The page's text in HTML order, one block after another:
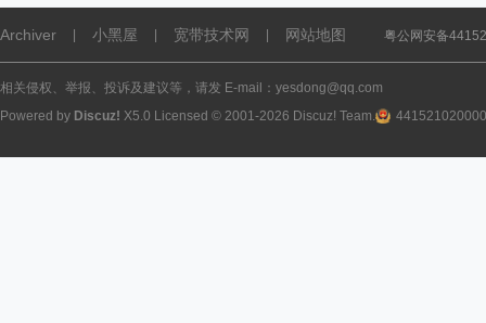
Archiver 小黑屋 宽带技术网 网站地图 粤公网安备
相关侵权、举报、投诉及建议等，请发 E-mail：yesdong@qq.com
Powered by Discuz! X5.0 Licensed © 2001-2026 Discuz! Team.